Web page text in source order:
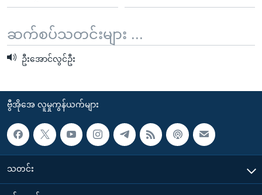
ဆက်စပ်သတင်းများ ...
ဦးအောင်လွင်ဦး
ဗွီအိုအေ လူမှုကွန်ယက်များ
သတင်း